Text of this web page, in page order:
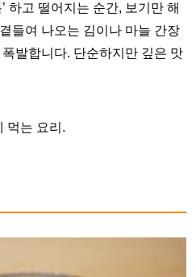
하고 떨어지는 순간, 보기만 해
들여 나오는 김이나 마늘 간장
발합니다. 단순하지만 깊은 맛
먹는 요리.